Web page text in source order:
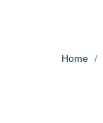
Home